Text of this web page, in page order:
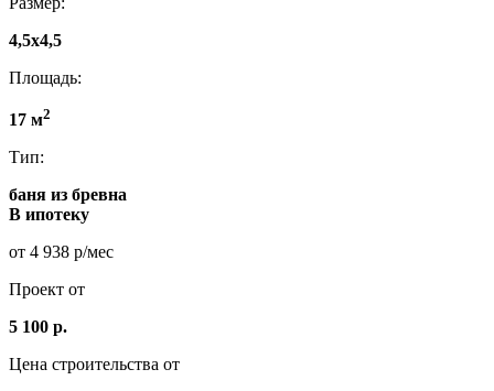
4,5x4,5
Площадь:
17 м2
Тип:
баня из бревна
В ипотеку
от 4 938 р/мес
Проект от
5 100 р.
Цена строительства от